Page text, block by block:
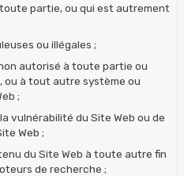
partie, ou qui est autrement
ou illégales ;
autorisé à toute partie ou
ou à tout autre système ou
;
vulnérabilité du Site Web ou de
Web ;
du Site Web à toute autre fin
de recherche ;